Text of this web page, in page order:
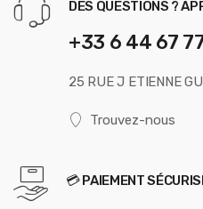
DES QUESTIONS ?
+33 6 44 67
25 RUE J ETIENNE
Trouvez-nous
💳 PAIEMENT